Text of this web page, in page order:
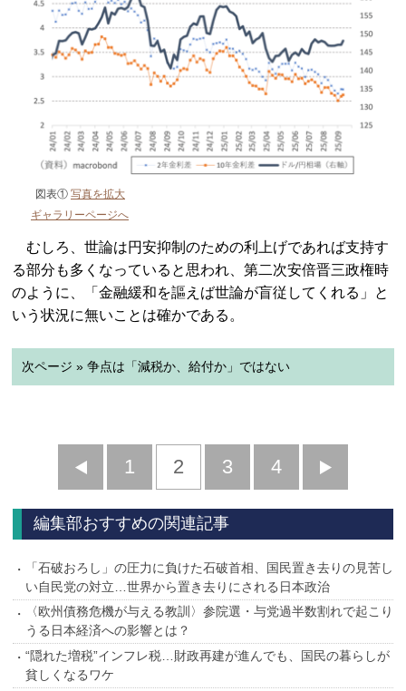
図表① 写真を拡大
ギャラリーページへ
むしろ、世論は円安抑制のための利上げであれば支持す
る部分も多くなっていると思われ、第二次安倍晋三政権時
のように、「金融緩和を謳えば世論が盲従してくれる」と
いう状況に無いことは確かである。
次ページ » 争点は「減税か、給付か」ではない
前
へ
1 2 3 4
へ
編集部おすすめの関連記事
「石破おろし」の圧力に負けた石破首相、国民置き去りの見苦し
い自民党の対立…世界から置き去りにされる日本政治
〈欧州債務危機が与える教訓〉参院選・与党過半数割れで起こり
うる日本経済への影響とは？
“隠れた増税”インフレ税…財政再建が進んでも、国民の暮らしが
貧しくなるワケ